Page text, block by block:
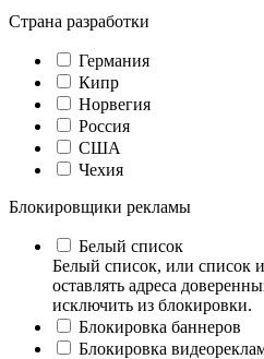
Страна разработки
Германия
Кипр
Норвегия
Россия
США
Чехия
Блокировщики рекламы
Белый список
Белый список, или список
оставлять адреса
исключить из блокировки.
Блокировка баннеров
Блокировка